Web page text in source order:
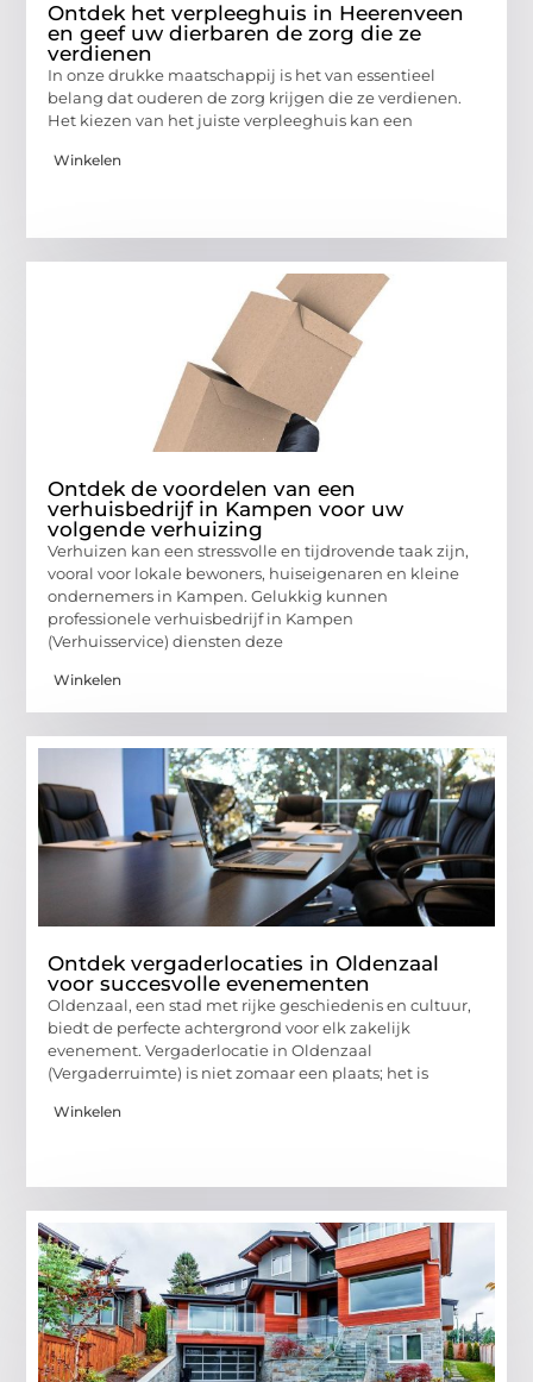
Ontdek het verpleeghuis in Heerenveen
en geef uw dierbaren de zorg die ze
verdienen
In onze drukke maatschappij is het van essentieel
belang dat ouderen de zorg krijgen die ze verdienen.
Het kiezen van het juiste verpleeghuis kan een
Winkelen
Ontdek de voordelen van een
verhuisbedrijf in Kampen voor uw
volgende verhuizing
Verhuizen kan een stressvolle en tijdrovende taak zijn,
vooral voor lokale bewoners, huiseigenaren en kleine
ondernemers in Kampen. Gelukkig kunnen
professionele verhuisbedrijf in Kampen
(Verhuisservice) diensten deze
Winkelen
Ontdek vergaderlocaties in Oldenzaal
voor succesvolle evenementen
Oldenzaal, een stad met rijke geschiedenis en cultuur,
biedt de perfecte achtergrond voor elk zakelijk
evenement. Vergaderlocatie in Oldenzaal
(Vergaderruimte) is niet zomaar een plaats; het is
Winkelen